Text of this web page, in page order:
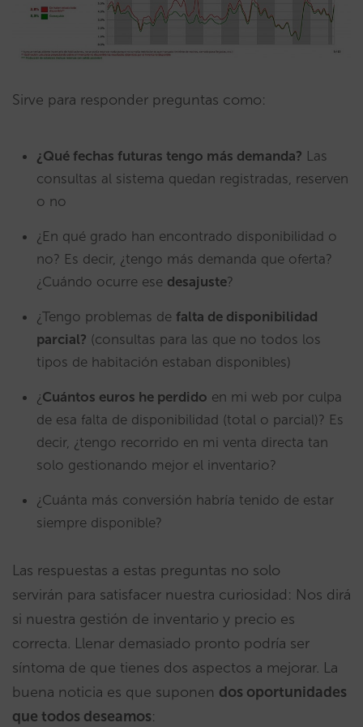
Sirve para responder preguntas como:
¿Qué fechas futuras tengo más demanda? Las
consultas al sistema quedan registradas, reserven
o no
¿En qué grado han encontrado disponibilidad o
no? Es decir, ¿tengo más demanda que oferta?
¿Cuándo ocurre ese desajuste?
¿Tengo problemas de falta de disponibilidad
parcial? (consultas para las que no todos los
tipos de habitación estaban disponibles)
¿Cuántos euros he perdido en mi web por culpa
de esa falta de disponibilidad (total o parcial)? Es
decir, ¿tengo recorrido en mi venta directa tan
solo gestionando mejor el inventario?
¿Cuánta más conversión habría tenido de estar
siempre disponible?
Las respuestas a estas preguntas no solo
servirán para satisfacer nuestra curiosidad: Nos dirá
si nuestra gestión de inventario y precio es
correcta. Llenar demasiado pronto podría ser
síntoma de que tienes dos aspectos a mejorar. La
buena noticia es que suponen dos oportunidades
que todos deseamos: